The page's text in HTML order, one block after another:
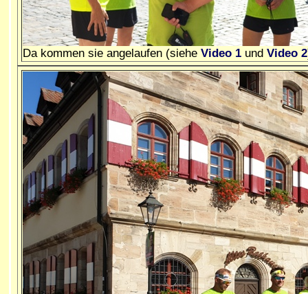
Da kommen sie angelaufen (siehe Video 1 und Video 2